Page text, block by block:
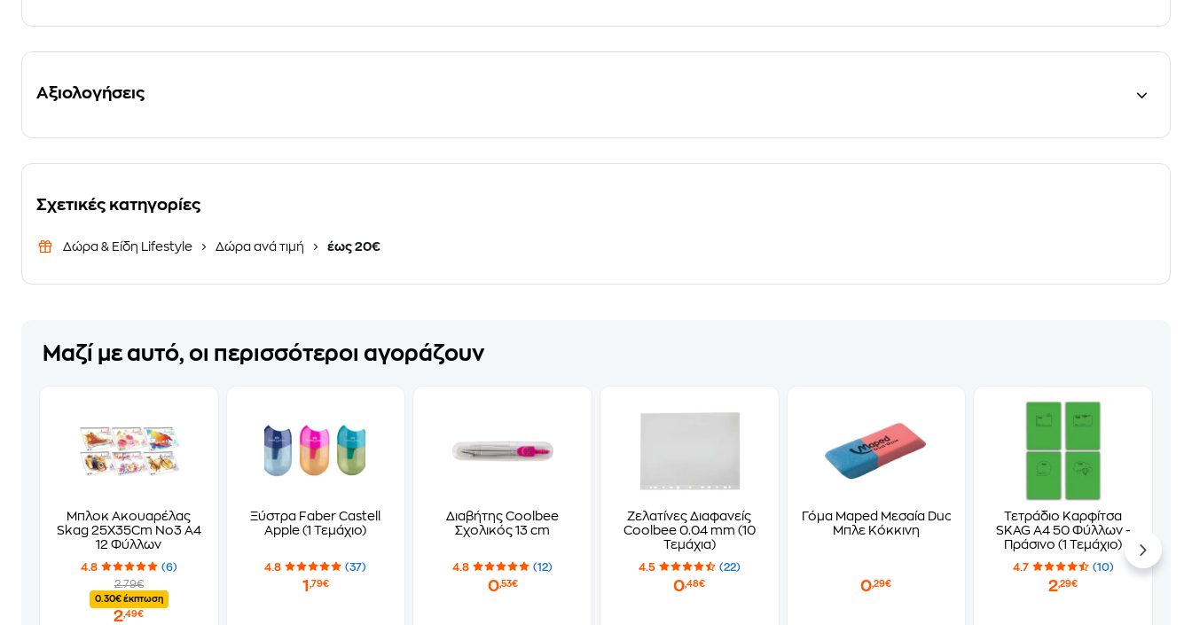
Αξιολογήσεις
Σχετικές κατηγορίες
Δώρα & Είδη Lifestyle Δώρα ανά τιμή έως 20€
Μαζί με αυτό, οι περισσότεροι αγοράζουν
Μπλοκ Ακουαρέλας
Skag 25Χ35Cm No3 A4
12 Φύλλων
4.8
(6)
2.79€
0.30€ έκπτωση
2,49€
Ξύστρα Faber Castell
Apple (1 Τεμάχιο)
4.8 (37)
1 ,79€
Διαβήτης Coolbee
Σχολικός 13 cm
4.8 (12)
0,53€
Ζελατίνες Διαφανείς
Coolbee 0.04 mm (10
Τεμάχια)
4.5 (22)
0,48€
Γόμα Maped Μεσαία Duo Gom
Μπλε Κόκκινη
0,29€
Τετράδιο Καρφίτσα
SKAG A4 50 Φύλλων -
Πράσινο (1 Τεμάχιο)
4.7 (10)
2,29€